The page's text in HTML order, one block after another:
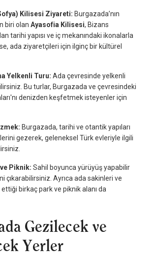
Kilisesi Ziyareti: Burgazada’nın
biri olan Ayasofia Kilisesi, Bizans
tarihi yapısı ve iç mekanındaki ikonalarla
ada ziyaretçileri için ilginç bir kültürel
Yelkenli Turu: Ada çevresinde yelkenli
Bu turlar, Burgazada ve çevresindeki
denizden keşfetmek isteyenler için
Burgazada, tarihi ve otantik yapıları
gezerek, geleneksel Türk evleriyle ilgili
Piknik: Sahil boyunca yürüyüş yapabilir
çıkarabilirsiniz. Ayrıca ada sakinleri ve
birkaç park ve piknik alanı da
Gezilecek ve
Yerler